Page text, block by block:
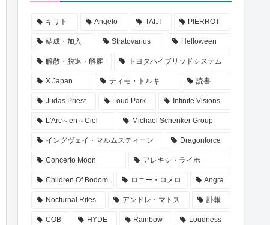
キリト Angelo TAIJI PIERROT
結成・加入 Stratovarius Helloween
解散・脱退・解雇 トヨタハイブリッドシステム
X Japan ティモ・トルキ 読書
Judas Priest Loud Park Infinite Visions
L'Arc～en～Ciel Michael Schenker Group
イングヴェイ・マルムスティーン Dragonforce
Concerto Moon アレキシ・ライホ
Children Of Bodom ロニー・ロメロ Angra
Nocturnal Rites アンドレ・マトス 訃報
COB HYDE Rainbow Loudness